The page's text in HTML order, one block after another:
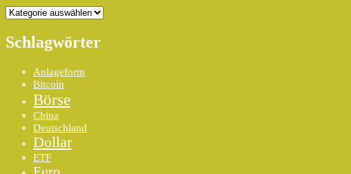
Kategorien
Schlagwörter
Anlageform
Bitcoin
Börse
China
Deutschland
Dollar
ETF